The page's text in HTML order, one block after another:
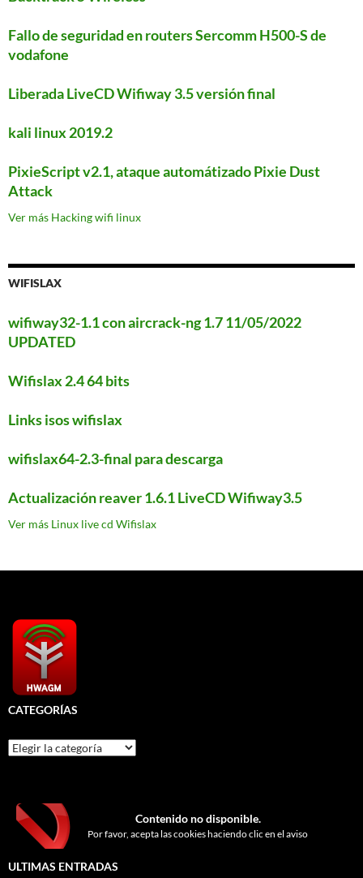
Fallo de seguridad en routers Sercomm H500-S de
vodafone
Liberada LiveCD Wifiway 3.5 versión final
kali linux 2019.2
PixieScript v2.1, ataque automátizado Pixie Dust
Attack
Ver más Hacking wifi linux
WIFISLAX
wifiway32-1.1 con aircrack-ng 1.7 11/05/2022
UPDATED
Wifislax 2.4 64 bits
Links isos wifislax
wifislax64-2.3-final para descarga
Actualización reaver 1.6.1 LiveCD Wifiway3.5
Ver más Linux live cd Wifislax
CATEGORÍAS
Categorías
Contenido no disponible.
Por favor, acepta las cookies haciendo clic en el aviso
ULTIMAS ENTRADAS